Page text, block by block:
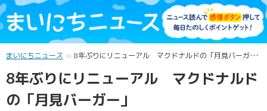
まいにちニュース 8年ぶりにリニューアル マクドナルドの「月見バーガー」
8年ぶりにリニューアル マクドナルド
の「月見バーガー」